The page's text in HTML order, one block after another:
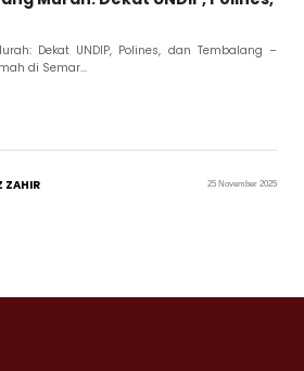
Dekat UNDIP, Polines, dan Tembalang –
di Semar...
ZAHIR 25 November 2025